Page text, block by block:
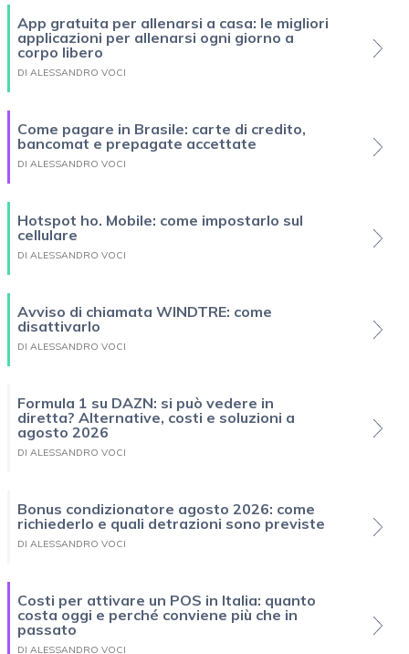
App gratuita per allenarsi a casa: le migliori
applicazioni per allenarsi ogni giorno a
corpo libero
DI ALESSANDRO VOCI
Come pagare in Brasile: carte di credito,
bancomat e prepagate accettate
DI ALESSANDRO VOCI
Hotspot ho. Mobile: come impostarlo sul
cellulare
DI ALESSANDRO VOCI
Avviso di chiamata WINDTRE: come
disattivarlo
DI ALESSANDRO VOCI
Formula 1 su DAZN: si può vedere in
diretta? Alternative, costi e soluzioni a
agosto 2026
DI ALESSANDRO VOCI
Bonus condizionatore agosto 2026: come
richiederlo e quali detrazioni sono previste
DI ALESSANDRO VOCI
Costi per attivare un POS in Italia: quanto
costa oggi e perché conviene più che in
passato
DI ALESSANDRO VOCI